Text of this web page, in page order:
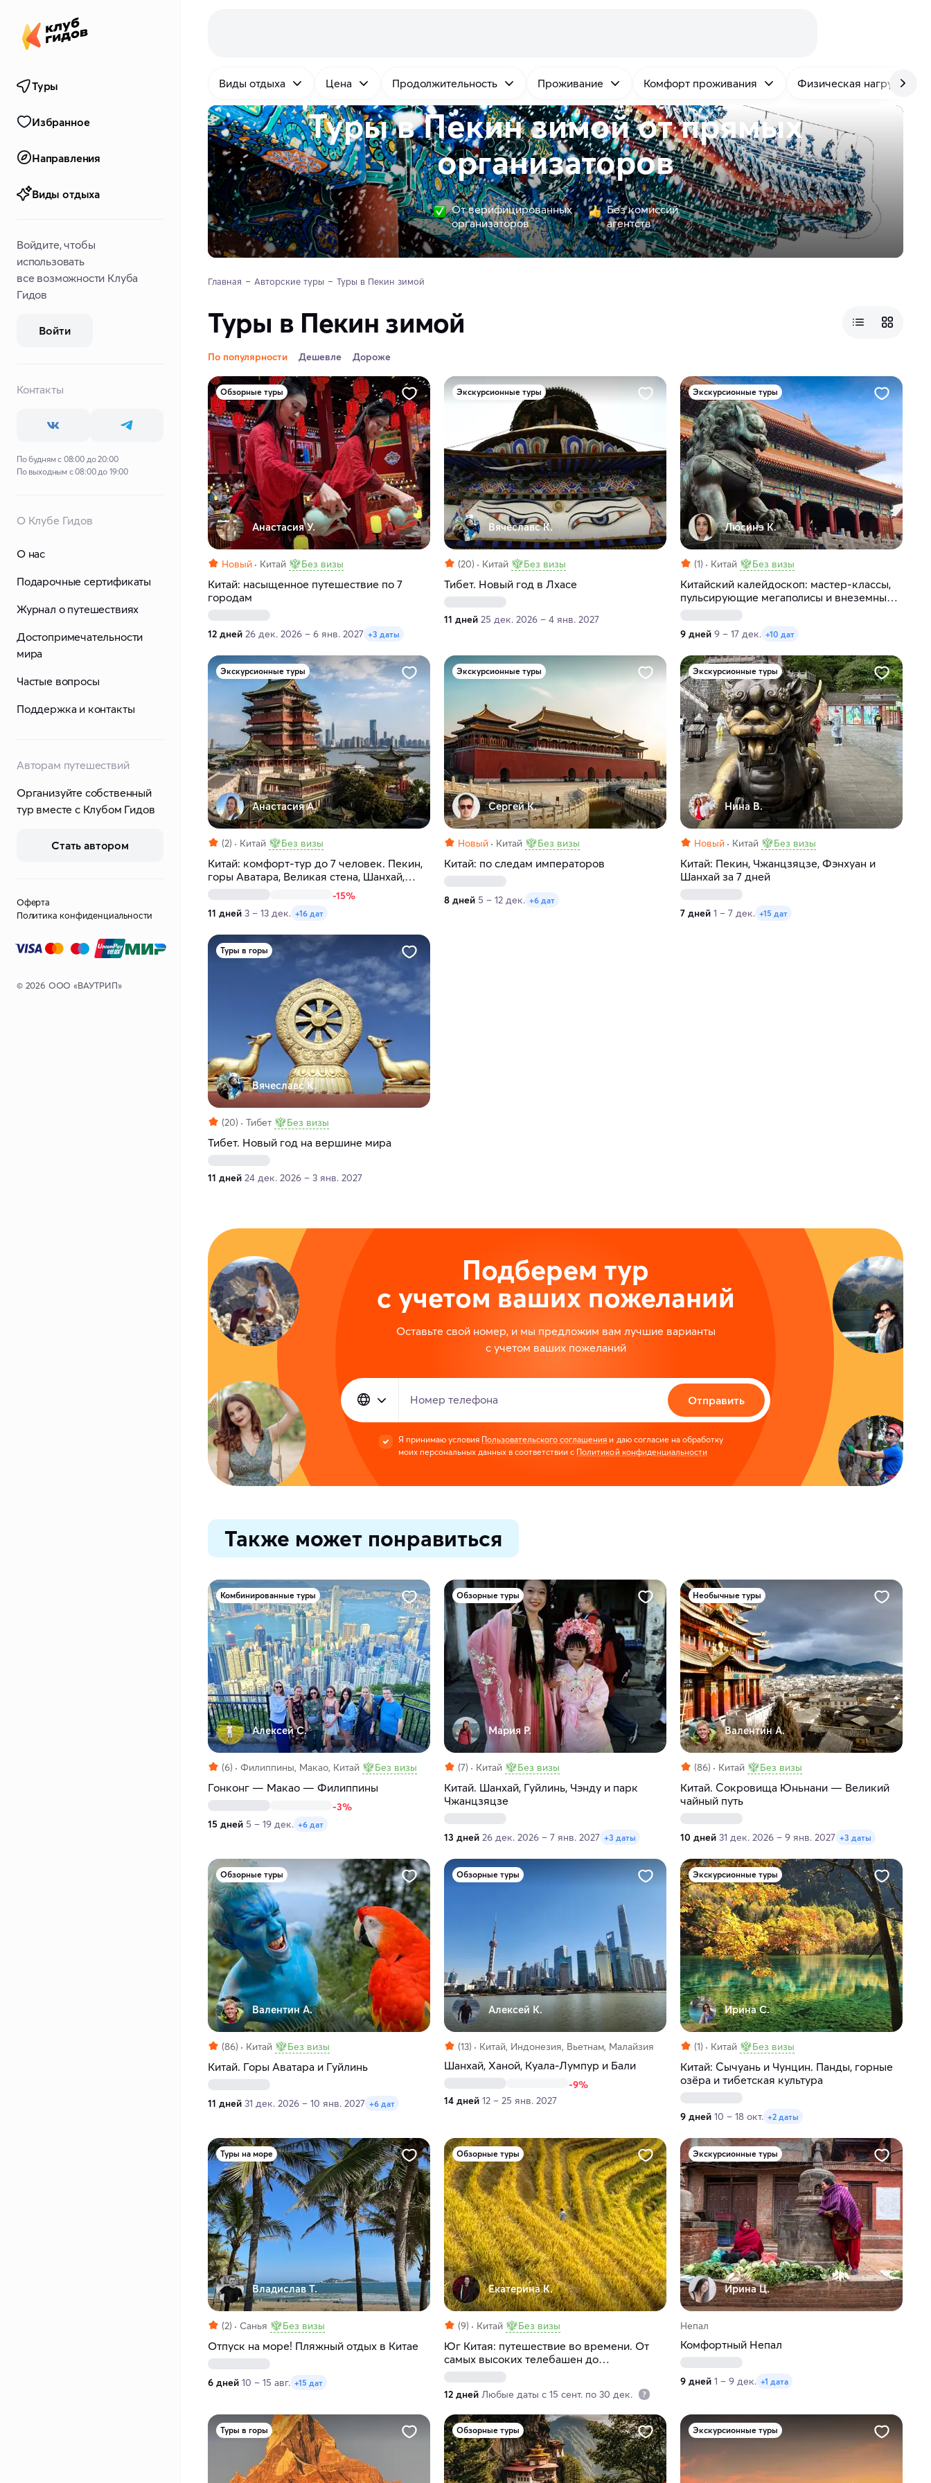
Туры
Избранное
Направления
Виды отдыха
Войдите, чтобы
использовать
все возможности Клуба
Гидов
Войти
Контакты
По будням с 08:00 до 20:00
По выходным с 08:00 до 19:00
О Клубе Гидов
О нас
Подарочные сертификаты
Журнал о путешествиях
Достопримечательности
мира
Частые вопросы
Поддержка и контакты
Авторам путешествий
Организуйте собственный
тур вместе с Клубом Гидов
Стать автором
Оферта
Политика конфиденциальности
© 2026 ООО «ВАУТРИП»
Виды отдыха Цена Продолжительность Проживание Комфорт проживания Физическая нагрузка
Туры в Пекин зимой отпрямых
организаторов
От верифицированных
организаторов
Без комиссий
агентств
Главная Авторские туры Туры в Пекин зимой
Туры в Пекин зимой
По популярности Дешевле Дороже
Обзорные туры
Анастасия У.
Новый Китай Без визы
Китай: насыщенное путешествие по 7
городам
12 дней 26 дек. 2026 – 6 янв. 2027 +3 даты
Экскурсионные туры
Вячеславс К.
(20) Китай Без визы
Тибет. Новый год в Лхасе
11 дней 25 дек. 2026 – 4 янв. 2027
Экскурсионные туры
Люсинэ К.
(1) Китай Без визы
Китайский калейдоскоп: мастер-классы,
пульсирующие мегаполисы и внеземные
9 дней 9 – 17 дек. +10 дат
Экскурсионные туры
Анастасия А.
(2) Китай Без визы
Китай: комфорт-тур до 7 человек. Пекин,
горы Аватара, Великая стена, Шанхай,
-15%
11 дней 3 – 13 дек. +16 дат
Экскурсионные туры
Сергей К.
Новый Китай Без визы
Китай: по следам императоров
8 дней 5 – 12 дек. +6 дат
Экскурсионные туры
Нина В.
Новый Китай Без визы
Китай: Пекин, Чжанцзяцзе, Фэнхуан и
Шанхай за 7 дней
7 дней 1 – 7 дек. +15 дат
Туры в горы
Вячеславс К.
(20) Тибет Без визы
Тибет. Новый год на вершине мира
11 дней 24 дек. 2026 – 3 янв. 2027
Подберем тур
с учетом ваших пожеланий
Оставьте свой номер, и мы предложим вам лучшие варианты
с учетом ваших пожеланий
Номер телефона Отправить
Я принимаю условия Пользовательского соглашения и даю согласие на обработку
моих персональных данных в соответствии с Политикой конфиденциальности
Также может понравиться
Комбинированные туры
Алексей С.
(6) Филиппины, Макао, Китай Без визы
Гонконг — Макао — Филиппины
-3%
15 дней 5 – 19 дек. +6 дат
Обзорные туры
Мария Р.
(7) Китай Без визы
Китай. Шанхай, Гуйлинь, Чэнду и парк
Чжанцзяцзе
13 дней 26 дек. 2026 – 7 янв. 2027 +3 даты
Необычные туры
Валентин А.
(86) Китай Без визы
Китай. Cокровища Юньнани — Великий
чайный путь
10 дней 31 дек. 2026 – 9 янв. 2027 +3 даты
Обзорные туры
Валентин А.
(86) Китай Без визы
Китай. Горы Аватара и Гуйлинь
11 дней 31 дек. 2026 – 10 янв. 2027 +6 дат
Обзорные туры
Алексей К.
(13) Китай, Индонезия, Вьетнам, Малайзия
Шанхай, Ханой, Куала-Лумпур и Бали
-9%
14 дней 12 – 25 янв. 2027
Экскурсионные туры
Ирина С.
(1) Китай Без визы
Китай: Сычуань и Чунцин. Панды, горные
озёра и тибетская культура
9 дней 10 – 18 окт. +2 даты
Туры на море
Владислав Т.
(2) Санья Без визы
Отпуск на море! Пляжный отдых в Китае
6 дней 10 – 15 авг. +15 дат
Обзорные туры
Екатерина К.
(9) Китай Без визы
Юг Китая: путешествие во времени. От
самых высоких телебашен до
12 дней Любые даты с 15 сент. по 30 дек.
Экскурсионные туры
Ирина Ц.
Непал
Комфортный Непал
9 дней 1 – 9 дек. +1 дата
Туры в горы Обзорные туры Экскурсионные туры